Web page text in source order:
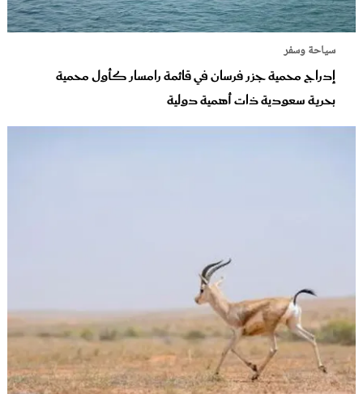
سياحة وسفر
إدراج محمية جزر فرسان في قائمة رامسار كأول محمية
بحرية سعودية ذات أهمية دولية